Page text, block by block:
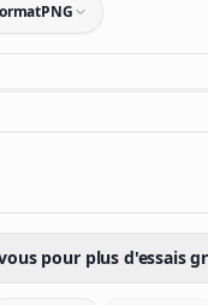
PNG
pour plus d'essais